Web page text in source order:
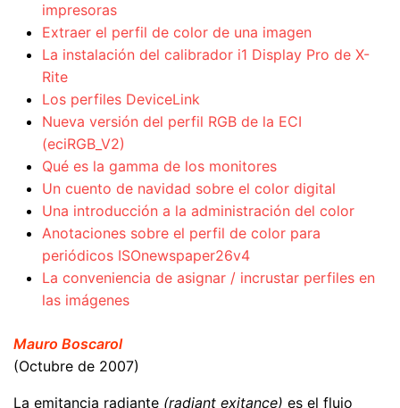
impresoras
Extraer el perfil de color de una imagen
La instalación del calibrador i1 Display Pro de X-
Rite
Los perfiles DeviceLink
Nueva versión del perfil RGB de la ECI
(eciRGB_V2)
Qué es la gamma de los monitores
Un cuento de navidad sobre el color digital
Una introducción a la administración del color
Anotaciones sobre el perfil de color para
periódicos ISOnewspaper26v4
La conveniencia de asignar / incrustar perfiles en
las imágenes
Mauro Boscarol
(Octubre de 2007)
La emitancia radiante (radiant exitance) es el flujo